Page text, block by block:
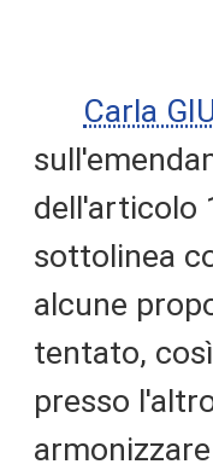
Carla
dell'articolo
sottolinea
alcune
tentato,
presso